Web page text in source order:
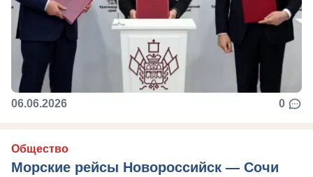
06.06.2026 0
Общество
Морские рейсы Новороссийск — Сочи